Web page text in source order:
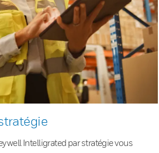
Intelligrated par stratégie vous